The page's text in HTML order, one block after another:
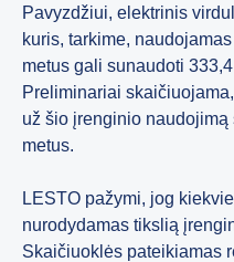
Pavyzdžiui, elektrinis
kuris, tarkime,
metus gali sunaudoti
Preliminariai
už šio įrenginio
metus.
LESTO pažymi, jog
nurodydamas tikslią
Skaičiuoklės pateikiamas